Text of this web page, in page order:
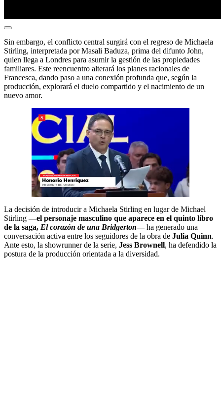
Sin embargo, el conflicto central surgirá con el regreso de Michaela
Stirling, interpretada por Masali Baduza, prima del difunto John,
quien llega a Londres para asumir la gestión de las propiedades
familiares. Este reencuentro alterará los planes racionales de
Francesca, dando paso a una conexión profunda que, según la
producción, explorará el duelo compartido y el nacimiento de un
nuevo amor.
La decisión de introducir a Michaela Stirling en lugar de Michael
Stirling—el personaje masculino que aparece en el quinto libro
de la saga, El corazón de una Bridgerton—ha generado una
conversación activa entre los seguidores de la obra de Julia Quinn.
Ante esto, la showrunner de la serie, Jess Brownell, ha defendido la
postura de la producción orientada a la diversidad.